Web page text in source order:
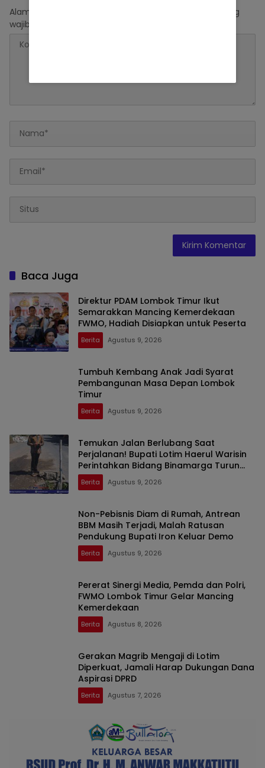
Alamat email Anda tidak akan dipublikasikan.
Ruas yang
wajib ditandai
Baca Juga
Direktur PDAM Lombok Timur Ikut
Semarakkan Mancing Kemerdekaan
FWMO, Hadiah Disiapkan untuk Peserta
Berita Agustus 9, 2026
Tumbuh Kembang Anak Jadi Syarat
Pembangunan Masa Depan Lombok
Timur
Berita Agustus 9, 2026
Temukan Jalan Berlubang Saat
Perjalanan! Bupati Lotim Haerul Warisin
Perintahkan Bidang Binamarga Turun
Tangani
Berita Agustus 9, 2026
Non-Pebisnis Diam di Rumah, Antrean
BBM Masih Terjadi, Malah Ratusan
Pendukung Bupati Iron Keluar Demo
Berita Agustus 9, 2026
Pererat Sinergi Media, Pemda dan Polri,
FWMO Lombok Timur Gelar Mancing
Kemerdekaan
Berita Agustus 8, 2026
Gerakan Magrib Mengaji di Lotim
Diperkuat, Jamali Harap Dukungan Dana
Aspirasi DPRD
Berita Agustus 7, 2026